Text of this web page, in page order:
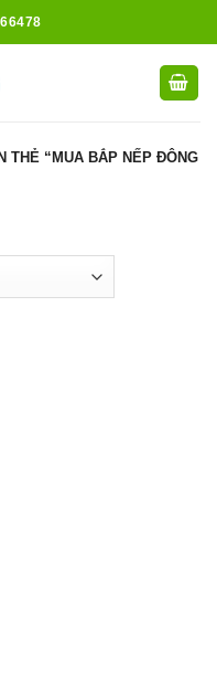
THẺ “MUA BẮP NẾP ĐÔNG